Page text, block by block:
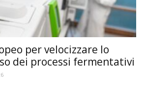
per velocizzare lo
dei processi fermentativi